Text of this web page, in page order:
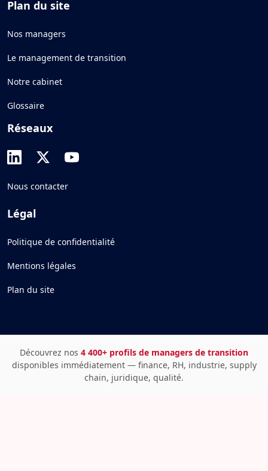
Plan du site
Nos managers
Le management de transition
Notre cabinet
Glossaire
Réseaux
Nous contacter
Légal
Politique de confidentialité
Mentions légales
Plan du site
Découvrez nos 4 400+ profils de managers de transition
disponibles immédiatement — finance, RH, industrie, supply
chain, juridique, qualité.